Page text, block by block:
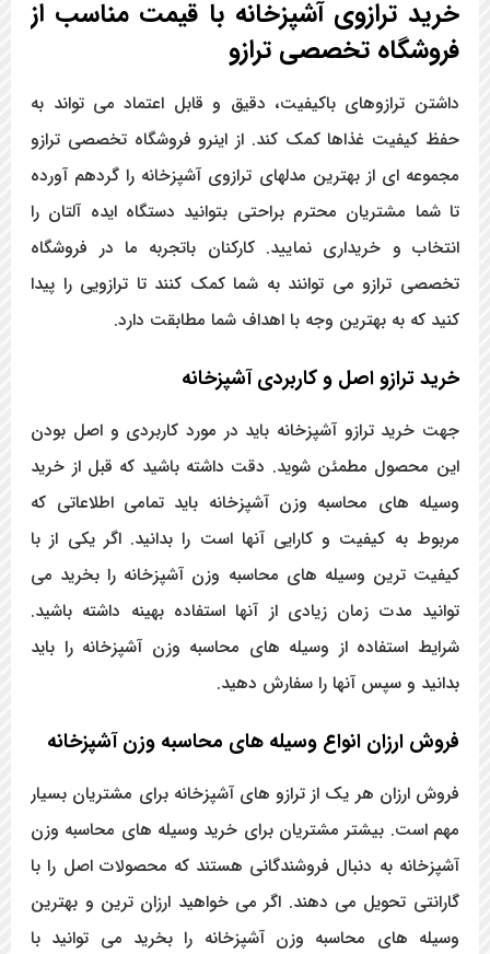
خرید ترازوی آشپزخانه با قیمت مناسب از
فروشگاه تخصصی ترازو
داشتن ترازوهای باکیفیت، دقیق و قابل اعتماد می تواند به
حفظ کیفیت غذاها کمک کند. از اینرو فروشگاه تخصصی ترازو
مجموعه ای از بهترین مدلهای ترازوی آشپزخانه را گردهم آورده
تا شما مشتریان محترم براحتی بتوانید دستگاه ایده آلتان را
انتخاب و خریداری نمایید. کارکنان باتجربه ما در فروشگاه
تخصصی ترازو می توانند به شما کمک کنند تا ترازویی را پیدا
کنید که به بهترین وجه با اهداف شما مطابقت دارد.
خرید ترازو اصل و کاربردی آشپزخانه
جهت خرید ترازو آشپزخانه باید در مورد کاربردی و اصل بودن
این محصول مطمئن شوید. دقت داشته باشید که قبل از خرید
وسیله های محاسبه وزن آشپزخانه باید تمامی اطلاعاتی که
مربوط به کیفیت و کارایی آنها است را بدانید. اگر یکی از با
کیفیت ترین وسیله های محاسبه وزن آشپزخانه را بخرید می
توانید مدت زمان زیادی از آنها استفاده بهینه داشته باشید.
شرایط استفاده از وسیله های محاسبه وزن آشپزخانه را باید
بدانید و سپس آنها را سفارش دهید.
فروش ارزان انواع وسیله های محاسبه وزن آشپزخانه
فروش ارزان هر یک از ترازو های آشپزخانه برای مشتریان بسیار
مهم است. بیشتر مشتریان برای خرید وسیله های محاسبه وزن
آشپزخانه به دنبال فروشندگانی هستند که محصولات اصل را با
گارانتی تحویل می دهند. اگر می خواهید ارزان ترین و بهترین
وسیله های محاسبه وزن آشپزخانه را بخرید می توانید با